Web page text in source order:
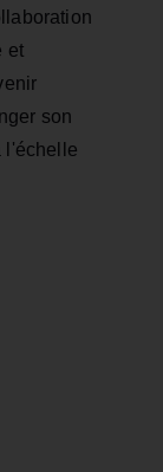
et
son
l'échelle